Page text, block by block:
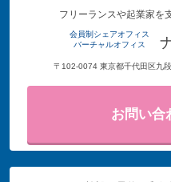
フリーランスや起業家を
会員制シェアオフィス
バーチャルオフィス
〒102-0074 東京都千代田区九
お問い合